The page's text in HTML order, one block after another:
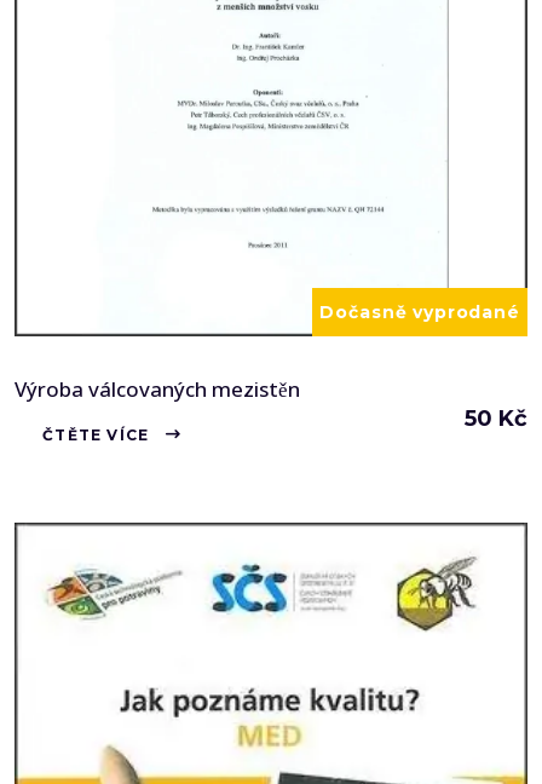
Dočasně vyprodané
Výroba válcovaných mezistěn
50 Kč
ČTĚTE VÍCE